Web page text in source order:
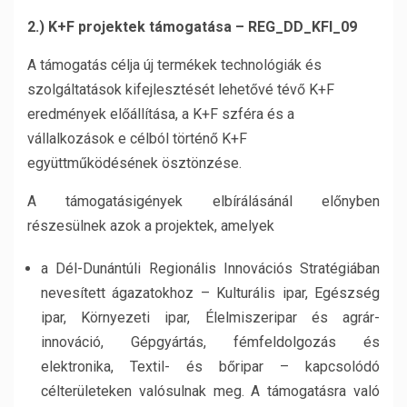
2.) K+F projektek támogatása – REG_DD_KFI_09
A támogatás célja új termékek technológiák és
szolgáltatások kifejlesztését lehetővé tévő K+F
eredmények előállítása, a K+F szféra és a
vállalkozások e célból történő K+F
együttműködésének ösztönzése.
A támogatásigények elbírálásánál előnyben
részesülnek azok a projektek, amelyek
a Dél-Dunántúli Regionális Innovációs Stratégiában
nevesített ágazatokhoz – Kulturális ipar, Egészség
ipar, Környezeti ipar, Élelmiszeripar és agrár-
innováció, Gépgyártás, fémfeldolgozás és
elektronika, Textil- és bőripar – kapcsolódó
célterületeken valósulnak meg. A támogatásra való